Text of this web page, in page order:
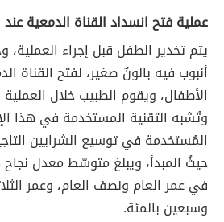
عملية فتح انسداد القناة الدمعية
يتم تخدير الطفل قبل إجراء العملية،
أنبوب فيه بالونٌ صغير، لفتح القناة
الأطفال، ويقوم الطبيب خلال العملية
وتُشبه التقنية المستخدمة في هذا
المُستخدمة في توسيع الشرايين
حيثُ المبدأ، ويبلغ متوسّط معدل نجاح
في عمر العام ونصف العام، وعمر
وسبعين بالمئة.